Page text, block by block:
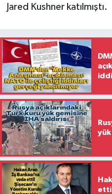
Jared Kushner katılmıştı.
yük